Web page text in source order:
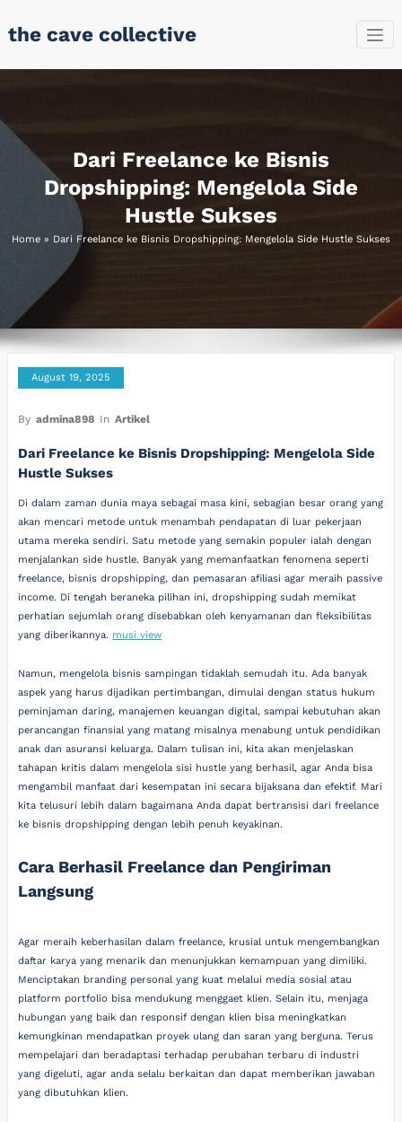
tothe cave collective
Dari Freelance ke Bisnis
Dropshipping: Mengelola Side
Hustle Sukses
Home » Dari Freelance ke Bisnis Dropshipping: Mengelola Side Hustle Sukses
August 19, 2025
By admina898 In Artikel
Dari Freelance ke Bisnis Dropshipping: Mengelola Side
Hustle Sukses
Di dalam zaman dunia maya sebagai masa kini, sebagian besar orang yang
akan mencari metode untuk menambah pendapatan di luar pekerjaan
utama mereka sendiri. Satu metode yang semakin populer ialah dengan
menjalankan side hustle. Banyak yang memanfaatkan fenomena seperti
freelance, bisnis dropshipping, dan pemasaran afiliasi agar meraih passive
income. Di tengah beraneka pilihan ini, dropshipping sudah memikat
perhatian sejumlah orang disebabkan oleh kenyamanan dan fleksibilitas
yang diberikannya. musi view
Namun, mengelola bisnis sampingan tidaklah semudah itu. Ada banyak
aspek yang harus dijadikan pertimbangan, dimulai dengan status hukum
peminjaman daring, manajemen keuangan digital, sampai kebutuhan akan
perancangan finansial yang matang misalnya menabung untuk pendidikan
anak dan asuransi keluarga. Dalam tulisan ini, kita akan menjelaskan
tahapan kritis dalam mengelola sisi hustle yang berhasil, agar Anda bisa
mengambil manfaat dari kesempatan ini secara bijaksana dan efektif. Mari
kita telusuri lebih dalam bagaimana Anda dapat bertransisi dari freelance
ke bisnis dropshipping dengan lebih penuh keyakinan.
Cara Berhasil Freelance dan Pengiriman
Langsung
Agar meraih keberhasilan dalam freelance, krusial untuk mengembangkan
daftar karya yang menarik dan menunjukkan kemampuan yang dimiliki.
Menciptakan branding personal yang kuat melalui media sosial atau
platform portfolio bisa mendukung menggaet klien. Selain itu, menjaga
hubungan yang baik dan responsif dengan klien bisa meningkatkan
kemungkinan mendapatkan proyek ulang dan saran yang berguna. Terus
mempelajari dan beradaptasi terhadap perubahan terbaru di industri
yang digeluti, agar anda selalu berkaitan dan dapat memberikan jawaban
yang dibutuhkan klien.